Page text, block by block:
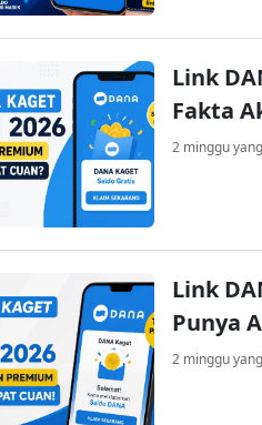
Link
Fakta
2 minggu
Link
Punya
2 minggu